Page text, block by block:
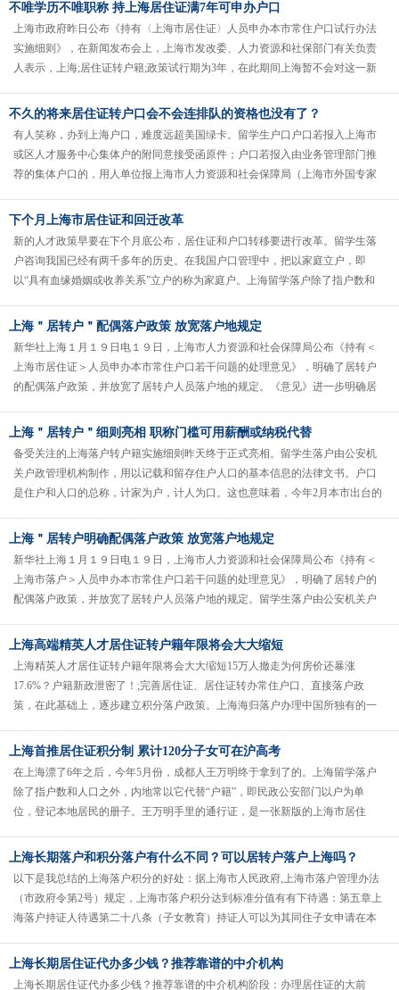
不唯学历不唯职称 持上海居住证满7年可申办户口
上海市政府昨日公布《持有〈上海市居住证〉人员申办本市常住户口试行办法
实施细则》，在新闻发布会上，上海市发改委、人力资源和社保部门有关负责
人表示，上海;居住证转户籍;政策试行期为3年，在此期间上海暂不会对这一新
不久的将来居住证转户口会不会连排队的资格也没有了？
有人笑称，办到上海户口，难度远超美国绿卡。留学生户口户口若报入上海市
或区人才服务中心集体户的附同意接受函原件；户口若报入由业务管理部门推
荐的集体户口的，用人单位报上海市人力资源和社会保障局（上海市外国专家
下个月上海市居住证和回迁改革
新的人才政策早要在下个月底公布，居住证和户口转移要进行改革。留学生落
户咨询我国已经有两千多年的历史。在我国户口管理中，把以家庭立户，即
以“具有血缘婚姻或收养关系”立户的称为家庭户。上海留学落户除了指户数和
上海＂居转户＂配偶落户政策 放宽落户地规定
新华社上海１月１９日电１９日，上海市人力资源和社会保障局公布《持有＜
上海市居住证＞人员申办本市常住户口若干问题的处理意见》，明确了居转户
的配偶落户政策，并放宽了居转户人员落户地的规定。《意见》进一步明确居
上海＂居转户＂细则亮相 职称门槛可用薪酬或纳税代替
备受关注的上海落户转户籍实施细则昨天终于正式亮相。留学生落户由公安机
关户政管理机构制作，用以记载和留存住户人口的基本信息的法律文书。户口
是住户和人口的总称，计家为户，计人为口。这也意味着，今年2月本市出台的
上海＂居转户明确配偶落户政策 放宽落户地规定
新华社上海１月１９日电１９日，上海市人力资源和社会保障局公布《持有＜
上海市落户＞人员申办本市常住户口若干问题的处理意见》，明确了居转户的
配偶落户政策，并放宽了居转户人员落户地的规定。留学生落户由公安机关户
上海高端精英人才居住证转户籍年限将会大大缩短
上海精英人才居住证转户籍年限将会大大缩短15万人撤走为何房价还暴涨
17.6%？户籍新政泄密了！;完善居住证、居住证转办常住户口、直接落户政
策，在此基础上，逐步建立积分落户政策。上海海归落户办理中国所独有的一
上海首推居住证积分制 累计120分子女可在沪高考
在上海漂了6年之后，今年5月份，成都人王万明终于拿到了的。上海留学落户
除了指户数和人口之外，内地常以它代替“户籍”，即民政公安部门以户为单
位，登记本地居民的册子。王万明手里的通行证，是一张新版的上海市居住
上海长期落户和积分落户有什么不同？可以居转户落户上海吗？
以下是我总结的上海落户积分的好处：据上海市人民政府,上海市落户管理办法
（市政府令第2号）规定，上海市落户积分达到标准分值有有下待遇：第五章上
海落户持证人待遇第二十八条（子女教育）持证人可以为其同住子女申请在本
上海长期居住证代办多少钱？推荐靠谱的中介机构
上海长期居住证代办多少钱？推荐靠谱的中介机构阶段：办理居住证的大前